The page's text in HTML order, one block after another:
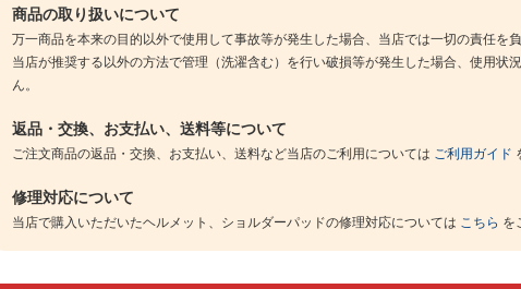
商品の取り扱いについて
万一商品を本来の目的以外で使用して事故等が発生した場合、当店では一切の責任を
当店が推奨する以外の方法で管理（洗濯含む）を行い破損等が発生した場合、使用状
ん。
返品・交換、お支払い、送料等について
ご注文商品の返品・交換、お支払い、送料など当店のご利用については ご利用ガイド
修理対応について
当店で購入いただいたヘルメット、ショルダーパッドの修理対応については こちら を